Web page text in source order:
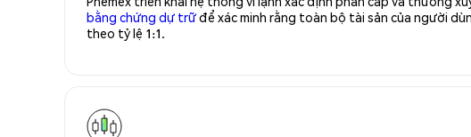
bằng chứng dự trữđể xác minh rằng toàn bộ tài sản của người
theo tỷ lệ 1:1.